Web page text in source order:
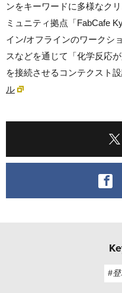
ンをキーワードに多様なク
ミュニティ拠点「FabCafe
イン/オフラインのワークシ
スなどを通じて「化学反応
を接続させるコンテクスト
ル
#